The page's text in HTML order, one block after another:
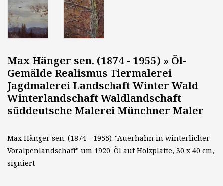
Max Hänger sen. (1874 - 1955) » Öl-
Gemälde Realismus Tiermalerei
Jagdmalerei Landschaft Winter Wald
Winterlandschaft Waldlandschaft
süddeutsche Malerei Münchner Maler
Max Hänger sen. (1874 - 1955): "Auerhahn in winterlicher
Voralpenlandschaft" um 1920, Öl auf Holzplatte, 30 x 40 cm,
signiert